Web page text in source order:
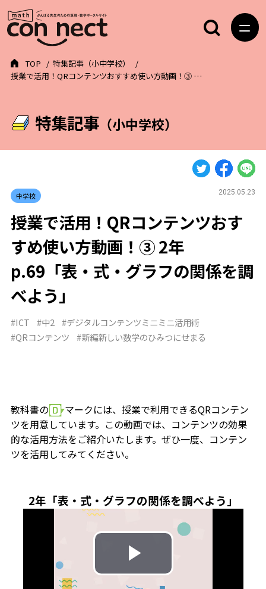
特集記事（小中学校）
TOP
特集記事（小中学校）
授業で活用！QRコンテンツおすすめ使い方動画！③ …
中学校 2025.05.23
授業で活用！QRコンテンツおす
すめ使い方動画！③ 2年
p.69「表・式・グラフの関係を調
べよう」
#ICT #中2
#デジタルコンテンツミニミニ活用術
#QRコンテンツ
#新編新しい数学のひみつにせまる
教科書の
マークには、授業で利用できるQRコンテン
ツを用意しています。この動画では、コンテンツの効果
的な活用方法をご紹介いたします。ぜひ一度、コンテン
ツを活用してみてください。
2年「表・式・グラフの関係を調べよう」